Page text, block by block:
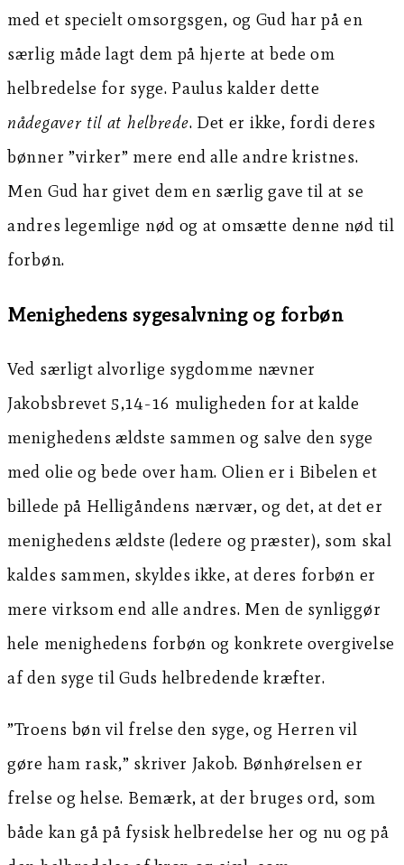
med et specielt omsorgsgen, og Gud har på en
særlig måde lagt dem på hjerte at bede om
helbredelse for syge. Paulus kalder dette
nådegaver til at helbrede. Det er ikke, fordi deres
bønner ”virker” mere end alle andre kristnes.
Men Gud har givet dem en særlig gave til at se
andres legemlige nød og at omsætte denne nød til
forbøn.
Menighedens sygesalvning og forbøn
Ved særligt alvorlige sygdomme nævner
Jakobsbrevet 5,14-16 muligheden for at kalde
menighedens ældste sammen og salve den syge
med olie og bede over ham. Olien er i Bibelen et
billede på Helligåndens nærvær, og det, at det er
menighedens ældste (ledere og præster), som skal
kaldes sammen, skyldes ikke, at deres forbøn er
mere virksom end alle andres. Men de synliggør
hele menighedens forbøn og konkrete overgivelse
af den syge til Guds helbredende kræfter.
”Troens bøn vil frelse den syge, og Herren vil
gøre ham rask,” skriver Jakob. Bønhørelsen er
frelse og helse. Bemærk, at der bruges ord, som
både kan gå på fysisk helbredelse her og nu og på